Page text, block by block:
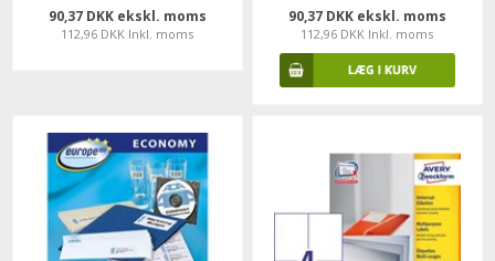
90,37 DKK ekskl. moms
112,96 DKK Inkl. moms
90,37 DKK ekskl. moms
112,96 DKK Inkl. moms